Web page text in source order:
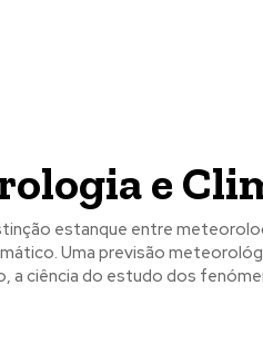
e
estanque entre
Uma previsão
a ciência do estudo dos